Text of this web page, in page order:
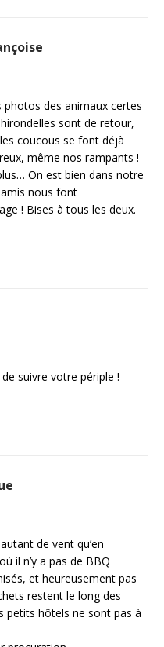
photos des animaux certes
sont de retour,
coucous se font déjà
même nos rampants !
On est bien dans notre
nous font
! Bises à tous les deux.
suivre votre périple !
de vent qu’en
il n’y a pas de BBQ
et heureusement pas
restent le long des
petits hôtels ne sont pas à